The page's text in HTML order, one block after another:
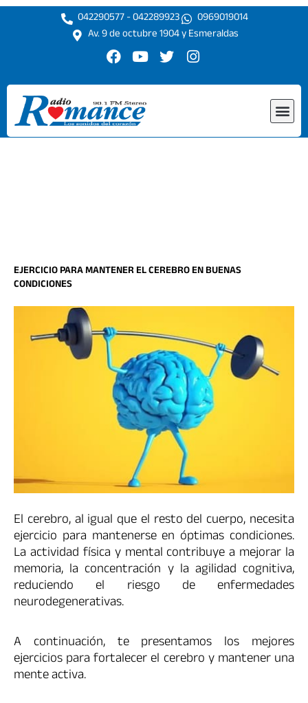
Ir
042290577 - 042289923
0969019014
Av. 9 de octubre 1904 y Esmeraldas
F
c
e
b
o
o
Y
u
t
u
b
e
T
i
r
I
s
r
EJERCICIO PARA MANTENER EL CEREBRO EN BUENAS
CONDICIONES
El cerebro, al igual que el resto del cuerpo, necesita
ejercicio para mantenerse en óptimas condiciones.
La actividad física y mental contribuye a mejorar la
memoria, la concentración y la agilidad cognitiva,
reduciendo el riesgo de enfermedades
neurodegenerativas.
A continuación, te presentamos los mejores
ejercicios para fortalecer el cerebro y mantener una
mente activa.